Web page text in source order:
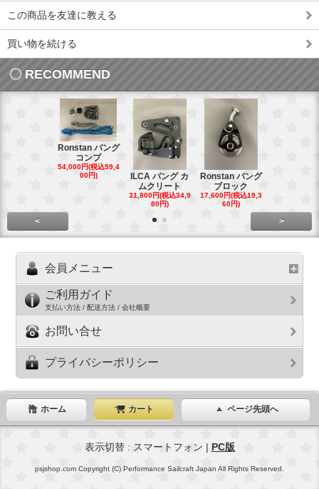
この商品を友達に教える
買い物を続ける
RECOMMEND
Ronstan バング
コンプ
54,000円(税込59,4
00円)
ILCA バング カ
ムクリート
31,800円(税込34,9
80円)
Ronstan バング
ブロック
17,600円(税込19,3
60円)
< >
会員メニュー
ご利用ガイド
支払い方法 / 配送方法 / 会社概要
お問い合せ
プライバシーポリシー
ホーム カート ページ先頭へ
表示切替 : スマートフォン | PC版
psjshop.com Copyright (C) Performance Sailcraft Japan All Rights Reserved.